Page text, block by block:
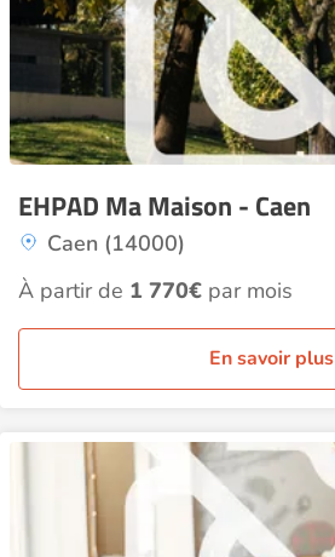
EHPAD Ma Maison - Caen
Caen (14000)
À partir de 1 770€ par mois
En savoir plus